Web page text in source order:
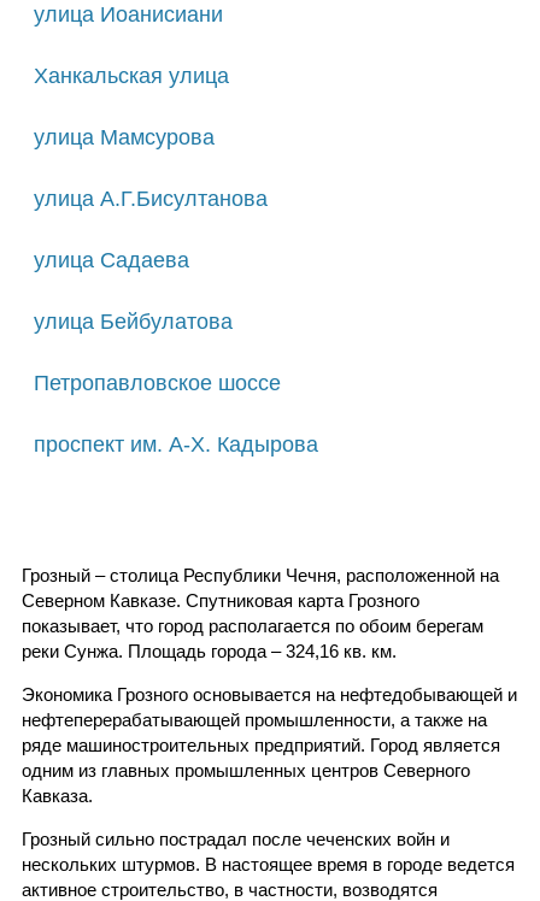
улица Иоанисиани
Ханкальская улица
улица Мамсурова
улица А.Г.Бисултанова
улица Садаева
улица Бейбулатова
Петропавловское шоссе
проспект им. А-Х. Кадырова
Грозный – столица Республики Чечня, расположенной на
Северном Кавказе. Спутниковая карта Грозного
показывает, что город располагается по обоим берегам
реки Сунжа. Площадь города – 324,16 кв. км.
Экономика Грозного основывается на нефтедобывающей и
нефтеперерабатывающей промышленности, а также на
ряде машиностроительных предприятий. Город является
одним из главных промышленных центров Северного
Кавказа.
Грозный сильно пострадал после чеченских войн и
нескольких штурмов. В настоящее время в городе ведется
активное строительство, в частности, возводятся